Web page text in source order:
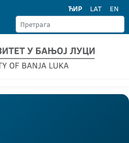
ЋИР LAT EN